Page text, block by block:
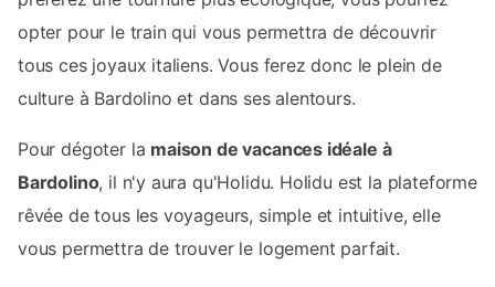
opter pour le train qui vous permettra de découvrir
tous ces joyaux italiens. Vous ferez donc le plein de
culture à Bardolino et dans ses alentours.
Pour dégoter la maison de vacances idéale à
Bardolino, il n'y aura qu'Holidu. Holidu est la plateforme
rêvée de tous les voyageurs, simple et intuitive, elle
vous permettra de trouver le logement parfait.